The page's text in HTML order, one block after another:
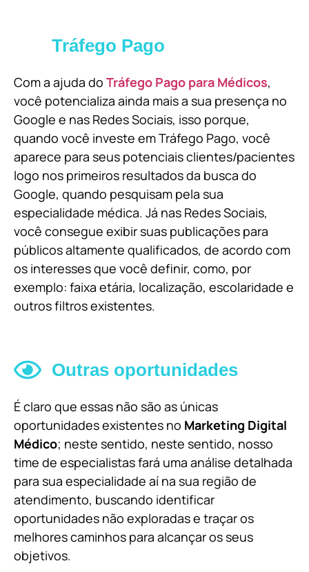
Tráfego Pago
Com a ajuda do Tráfego Pago para Médicos,
você potencializa ainda mais a sua presença no
Google e nas Redes Sociais, isso porque,
quando você investe em Tráfego Pago, você
aparece para seus potenciais clientes/pacientes
logo nos primeiros resultados da busca do
Google, quando pesquisam pela sua
especialidade médica. Já nas Redes Sociais,
você consegue exibir suas publicações para
públicos altamente qualificados, de acordo com
os interesses que você definir, como, por
exemplo: faixa etária, localização, escolaridade e
outros filtros existentes.
Outras oportunidades
É claro que essas não são as únicas
oportunidades existentes no Marketing Digital
Médico; neste sentido, neste sentido, nosso
time de especialistas fará uma análise detalhada
para sua especialidade aí na sua região de
atendimento, buscando identificar
oportunidades não exploradas e traçar os
melhores caminhos para alcançar os seus
objetivos.